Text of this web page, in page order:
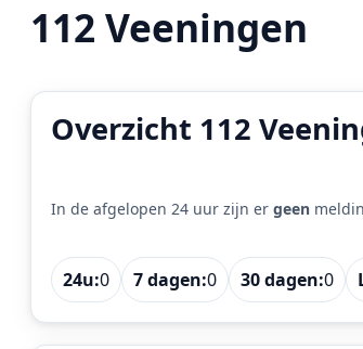
112 Veeningen
Overzicht 112
In de afgelopen 24 uur zijn er geen
24u:0 7 dagen:0 30 dagen:0